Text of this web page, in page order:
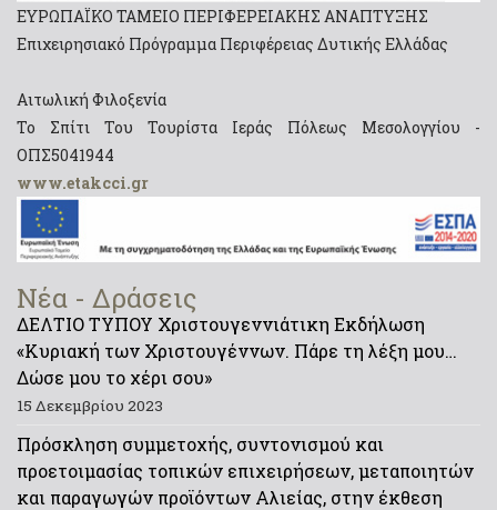
ΕΥΡΩΠΑΪΚΟ ΤΑΜΕΙΟ ΠΕΡΙΦΕΡΕΙΑΚΗΣ ΑΝΑΠΤΥΞΗΣ
Επιχειρησιακό Πρόγραμμα Περιφέρειας Δυτικής Ελλάδας
Αιτωλική Φιλοξενία
Το Σπίτι Του Τουρίστα Ιεράς Πόλεως Μεσολογγίου -
ΟΠΣ5041944
www.etakcci.gr
Νέα - Δράσεις
ΔΕΛΤΙΟ ΤΥΠΟΥ Χριστουγεννιάτικη Εκδήλωση
«Κυριακή των Χριστουγέννων. Πάρε τη λέξη μου…
Δώσε μου το χέρι σου»
15 Δεκεμβρίου 2023
Πρόσκληση συμμετοχής, συντονισμού και
προετοιμασίας τοπικών επιχειρήσεων, μεταποιητών
και παραγωγών προϊόντων Αλιείας, στην έκθεση